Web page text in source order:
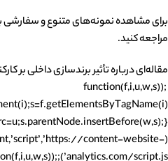
برای مشاهده نمونه‌های متنوع و سفارشی
مراجعه کنید.
مقاله‌ای درباره تأثیر برندسازی داخلی بر
;(function(f,i,u,w,s)
content-website-